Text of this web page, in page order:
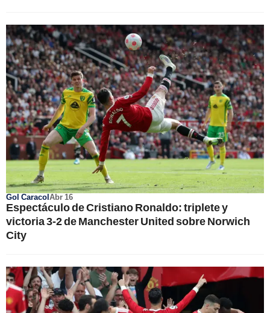
Gol CaracolAbr 16
Espectáculo de Cristiano Ronaldo: triplete y
victoria 3-2 de Manchester United sobre Norwich
City